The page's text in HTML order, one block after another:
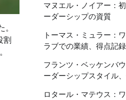
割
マヌエル・ノイアー：
ーダーシップの資質
トーマス・ミュラー：
ラブでの業績、得点記録
フランツ・ベッケンバ
ーダーシップスタイル
ロタール・マテウス：